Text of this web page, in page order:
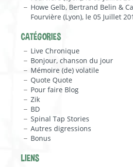
Howe Gelb, Bertrand Belin &
Fourvière (Lyon), le 05 Juillet
CATÉGORIES
Live Chronique
Bonjour, chanson du jour
Mémoire (de) volatile
Quote Quote
Pour faire Blog
Zik
BD
Spinal Tap Stories
Autres digressions
Bonus
LIENS